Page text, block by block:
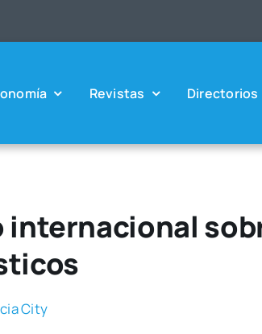
Revis­tas Direc­to­rios
internacional
City